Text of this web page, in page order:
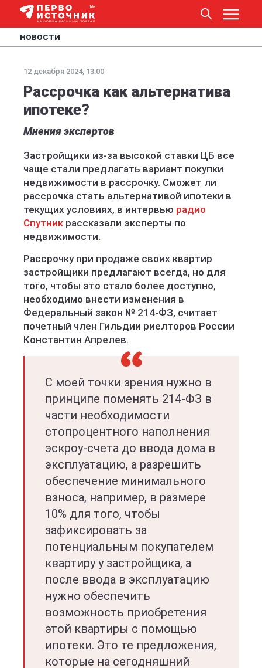
НОВОСТИ
12 декабря 2024, 13:00
Рассрочка как альтернатива
ипотеке?
Мнения экспертов
Застройщики из-за высокой ставки ЦБ все
чаще стали предлагать вариант покупки
недвижимости в рассрочку. Сможет ли
рассрочка стать альтернативой ипотеки в
текущих условиях, в интервью радио
Спутник рассказали эксперты по
недвижимости.
Рассрочку при продаже своих квартир
застройщики предлагают всегда, но для
того, чтобы это стало более доступно,
необходимо внести изменения в
Федеральный закон № 214-ФЗ, считает
почетный член Гильдии риелторов России
Константин Апрелев.
С моей точки зрения нужно в
принципе поменять 214-ФЗ в
части необходимости
стопроцентного наполнения
эскроу-счета до ввода дома в
эксплуатацию, а разрешить
обеспечение минимального
взноса, например, в размере
10% для того, чтобы
зафиксировать за
потенциальным покупателем
квартиру у застройщика, а
после ввода в эксплуатацию
нужно обеспечить
возможность приобретения
этой квартиры с помощью
ипотеки. Это те предложения,
которые на сегодняшний